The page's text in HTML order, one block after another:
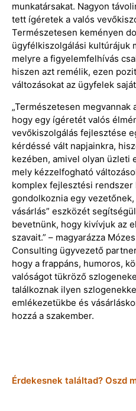
munkatársakat. Nagyon
tett ígéretek a valós
Természetesen keményen
ügyfélkiszolgálási kultúrájuk
melyre a figyelemfelhívás
hiszen azt remélik, ezen
változásokat az ügyfelek
„Természetesen
hogy egy ígéretét valós
vevőkiszolgálás fejlesztése
kérdéssé vált napjainkra,
kezében, amivel olyan üzleti
mely kézzelfogható
komplex fejlesztési rendszer
gondolkoznia egy
vásárlás” eszközét
bevetnünk, hogy kivívjuk az
szavait.” – magyarázza
Consulting ügyvezető
hogy a frappáns, humoros,
valóságot tükröző
találkoznak ilyen
emlékezetükbe és
hozzá a szakember.
Érdekesnek találtad? Oszd